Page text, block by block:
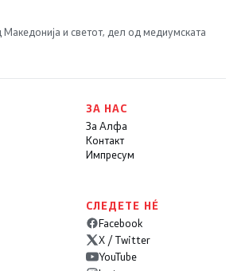
Македонија и светот, дел од медиумската
ЗА НАС
За Алфа
Контакт
Импресум
СЛЕДЕТЕ НÉ
Facebook
X / Twitter
YouTube